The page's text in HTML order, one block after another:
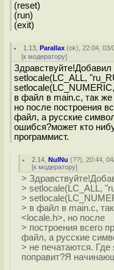
(reset)
(run)
(exit)
1.13 ,Parallax (ok), 22:04, 03/
[к модератору]
Здравствуйте!Добавил
setlocale(LC_ALL,
в файл в main.c, так
но после построения
файл, а русские
ошибся?может кто
программист.
2.14 ,NuINu (??), 20:44,
[к модератору]
>
> setlocale(LC_ALL,
>
> в файл в main.c,
<locale.h>, но после
> построения всего
файл, а русские
> не печатаются.
поправит?Я